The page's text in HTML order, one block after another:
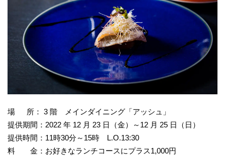
場 所： 3 階 メインダイニング「アッシュ」
提供期間：2022 年 12 月 23 日（金）～12 月 25 日（日）
提供時間：11時30分～15時 L.O.13:30
料 金：お好きなランチコースにプラス1,000円